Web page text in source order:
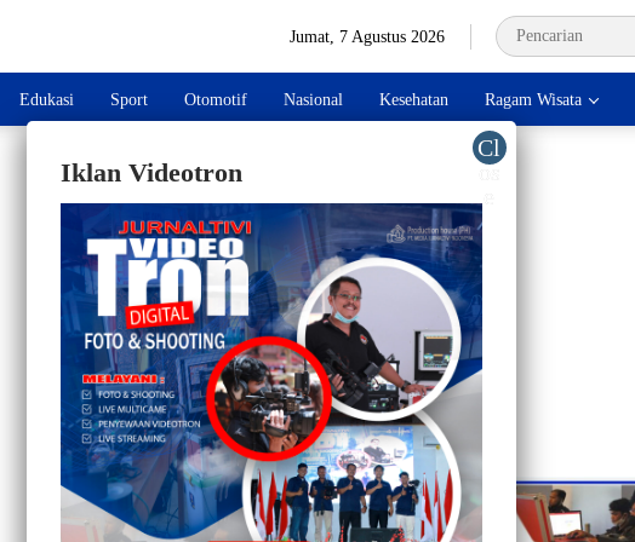
Jumat, 7 Agustus 2026
Edukasi Sport Otomotif Nasional Kesehatan Ragam Wisata
Iklan Videotron